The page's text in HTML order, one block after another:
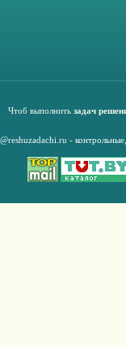
Чтоб выполнить задач
@reshuzadachi.ru - контрольные,